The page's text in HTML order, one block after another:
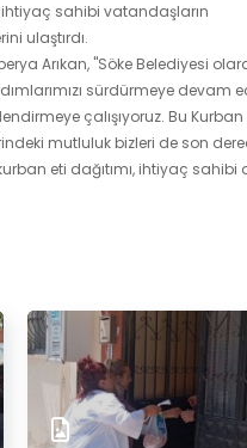
ihtiyaç sahibi vatandaşların
ulaştırdı.
Arıkan, "Söke Belediyesi
sürdürmeye
çalışıyoruz. Bu
mutluluk bizleri de son
eti dağıtımı, ihtiyaç